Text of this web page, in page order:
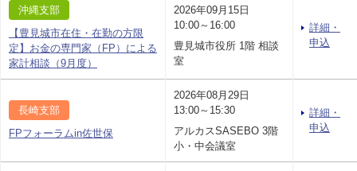
沖縄支部
【豊見城市在住・在勤の方限
定】お金の専門家（FP）による
家計相談（9月度）
2026年09月15日
10:00～16:00
豊見城市役所 1階 相談
室
詳細・
申込
長崎支部
FPフォーラムin佐世保
2026年08月29日
13:00～15:30
アルカスSASEBO 3階
小・中会議室
詳細・
申込